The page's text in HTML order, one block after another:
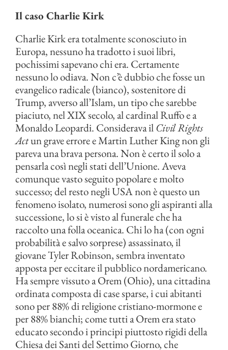
Il caso Charlie Kirk
Charlie Kirk era totalmente sconosciuto in
Europa, nessuno ha tradotto i suoi libri,
pochissimi sapevano chi era. Certamente
nessuno lo odiava. Non c’è dubbio che fosse un
evangelico radicale (bianco), sostenitore di
Trump, avverso all’Islam, un tipo che sarebbe
piaciuto, nel XIX secolo, al cardinal Ruffo e a
Monaldo Leopardi. Considerava ilCivil Rights
Actun grave errore e Martin Luther King non gli
pareva una brava persona. Non è certo il solo a
pensarla così negli stati dell’Unione. Aveva
comunque vasto seguito popolare e molto
successo; del resto negli USA non è questo un
fenomeno isolato, numerosi sono gli aspiranti alla
successione, lo si è visto al funerale che ha
raccolto una folla oceanica. Chi lo ha (con ogni
probabilità e salvo sorprese) assassinato, il
giovane Tyler Robinson, sembra inventato
apposta per eccitare il pubblico nordamericano.
Ha sempre vissuto a Orem (Ohio), una cittadina
ordinata composta di case sparse, i cui abitanti
sono per 88% di religione cristiano-mormone e
per 88% bianchi; come tutti a Orem era stato
educato secondo i principi piuttosto rigidi della
Chiesa dei Santi del Settimo Giorno, che